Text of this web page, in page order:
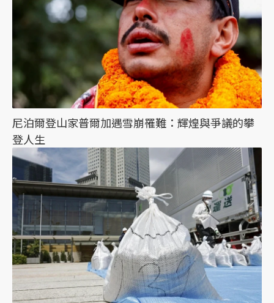
尼泊爾登山家普爾加遇雪崩罹難：輝煌與爭議的攀
登人生